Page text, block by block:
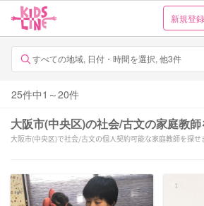
新規登録
すべての地域, 日付・時間を選択, 他3件
25件中1 ～20件
大阪市(中央区)の社会/古文の家庭教
大阪市(中央区)で社会/古文の個人契約可能な家庭教師を探せ